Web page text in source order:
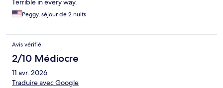
Terrible in every way.
Peggy, séjour de 2 nuits
Avis vérifié
2/10 Médiocre
11 avr. 2026
Traduire avec Google